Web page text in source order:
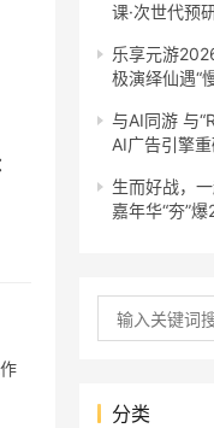
课·次世代预
乐享元游
极演绎仙遇“
与AI同游 与
AI广告引擎
生而好战，
嘉年华“夯”
分类